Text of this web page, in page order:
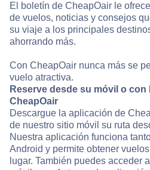
El boletín de CheapOair le
de vuelos, noticias y consejos
su viaje a los principales
ahorrando más.
Con CheapOair nunca más se
vuelo atractiva.
Reserve desde su móvil o
CheapOair
Descargue la aplicación de
de nuestro sitio móvil su ruta
Nuestra aplicación funciona
Android y permite obtener
lugar. También puedes acceder